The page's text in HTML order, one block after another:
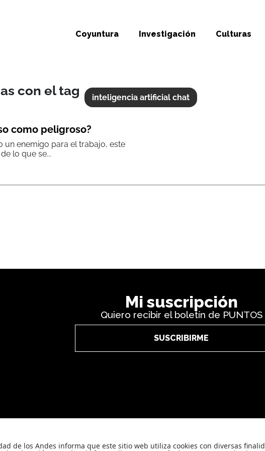
Coyuntura Investigación Culturas
con el tag inteligencia artificial chat
como peligroso?
enemigo para el trabajo, este
lo que se...
Mi suscripción
Quiero recibir el boletín de PUNTOS
SUSCRIBIRME